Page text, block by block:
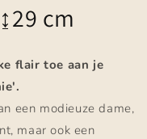
cm
flair toe aan je
een modieuze dame,
maar ook een